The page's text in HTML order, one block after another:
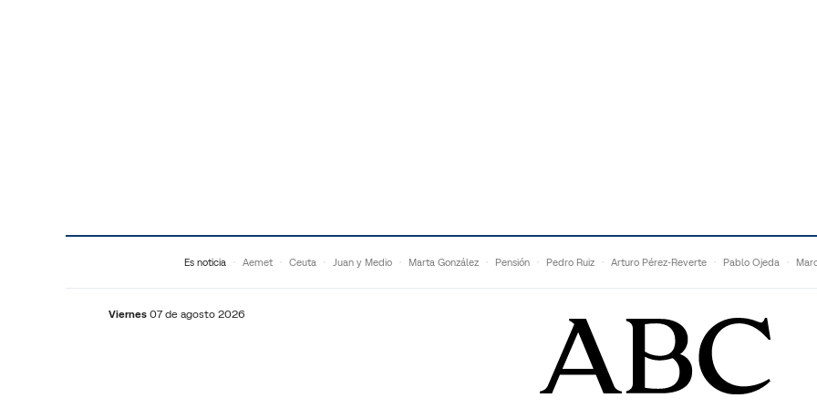
Es noticia Aemet Ceuta Juan y Medio Marta González Pensión Pedro Ruiz Arturo Pérez-Reverte Pablo Ojeda
Viernes 07 de agosto 2026